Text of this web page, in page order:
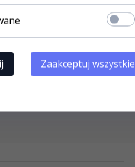
na wolnym powietrzu.
najdłuższą żywotność
Zaakceptuj wszystkie